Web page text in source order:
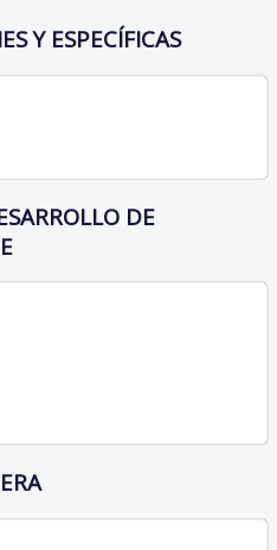
Y ESPECÍFICAS
DE